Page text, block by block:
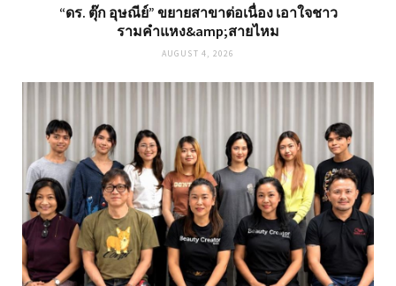
“ดร. ตุ๊ก อุษณีย์” ขยายสาขาต่อเนื่อง เอาใจชาว
รามคำแหง&amp;สายไหม
AUGUST 4, 2026